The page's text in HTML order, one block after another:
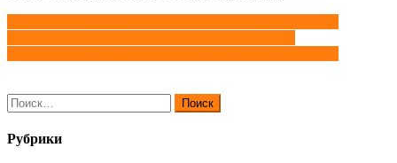
Навигация
по
Найти:
Рубрики